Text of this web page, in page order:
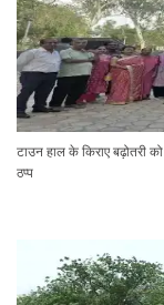
टाउन हाल के किराए बढ़ोतरी
ठप्प